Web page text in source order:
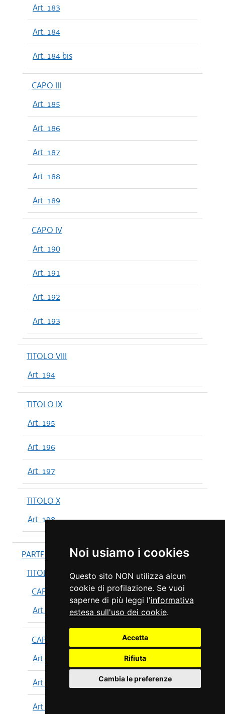
Noi usiamo i cookies
Questo sito NON utilizza alcun
cookie di profilazione. Se vuoi
saperne di più leggi l'informativa
estesa sull'uso dei cookie.
Accetta
Rifiuta
Cambia le preferenze
Art. 183
Art. 184
Art. 184 bis
CAPO III
Art. 185
Art. 186
Art. 187
Art. 188
Art. 189
CAPO IV
Art. 190
Art. 191
Art. 192
Art. 193
TITOLO VIII
Art. 194
TITOLO IX
Art. 195
Art. 196
Art. 197
TITOLO X
Art. 198
PARTE IV
TITOLO I
CAPO I
Art. 199
CAPO II
Art. 200
Art. 201
Art. 202